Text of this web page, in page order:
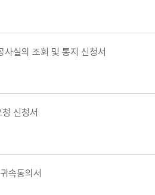
실의 조회 및 통지 신청서
신청서
속동의서